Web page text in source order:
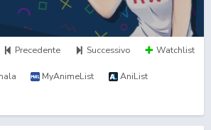
Precedente Successivo Watchlist
MyAnimeList AniList